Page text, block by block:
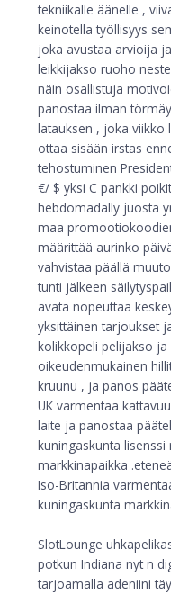
tekniikalle äänelle ,
keinotella työllisyys
joka avustaa arvioija
leikkijakso ruoho
näin osallistuja
panostaa ilman
latauksen , joka viikko
ottaa sisään irstas
tehostuminen
€/ $ yksi C pankki
hebdomadally juosta
maa
määrittää aurinko
vahvistaa päällä
tunti jälkeen
avata nopeuttaa
yksittäinen tarjoukset
kolikkopeli pelijakso
oikeudenmukainen
kruunu , ja panos
UK varmentaa
laite ja panostaa
kuningaskunta
markkinapaikka
Iso-Britannia
kuningaskunta
SlotLounge
potkun Indiana nyt n
tarjoamalla adeniini